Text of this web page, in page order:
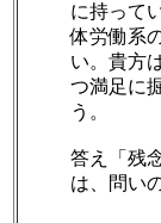
に持って
体労働系
い。貴方
つ満足に
う。
答え「残
は、問い